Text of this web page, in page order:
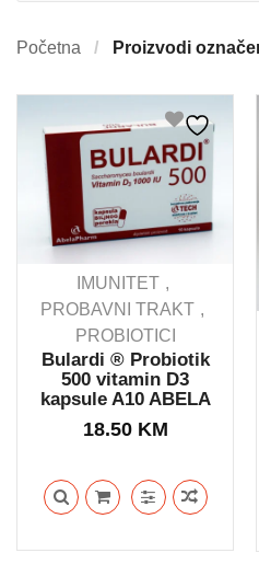
Početna Proizvodi
IMUNITET
PROBAVNI TRAKT
PROBIOTICI
Bulardi ® Probiotik
500 vitamin D3
kapsule A10 ABELA
18.50 KM